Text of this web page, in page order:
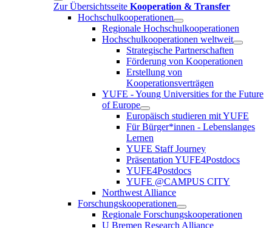
Zur Übersichtsseite Kooperation & Transfer
Hochschulkooperationen
Regionale Hochschulkooperationen
Hochschulkooperationen weltweit
Strategische Partnerschaften
Förderung von Kooperationen
Erstellung von
Kooperationsverträgen
YUFE - Young Universities for the Future
of Europe
Europäisch studieren mit YUFE
Für Bürger*innen - Lebenslanges
Lernen
YUFE Staff Journey
Präsentation YUFE4Postdocs
YUFE4Postdocs
YUFE @CAMPUS CITY
Northwest Alliance
Forschungskooperationen
Regionale Forschungskooperationen
U Bremen Research Alliance